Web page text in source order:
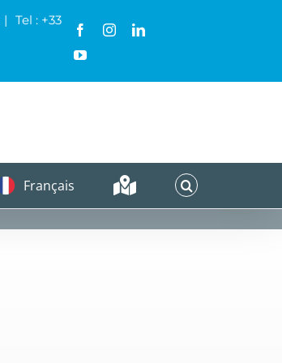
| Tel : +33
FacebookInstagramLinkedIn
YouTube
Français